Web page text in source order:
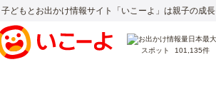
子どもとお出かけ情報サイト「いこーよ」は親子の成
スポット 101,135件